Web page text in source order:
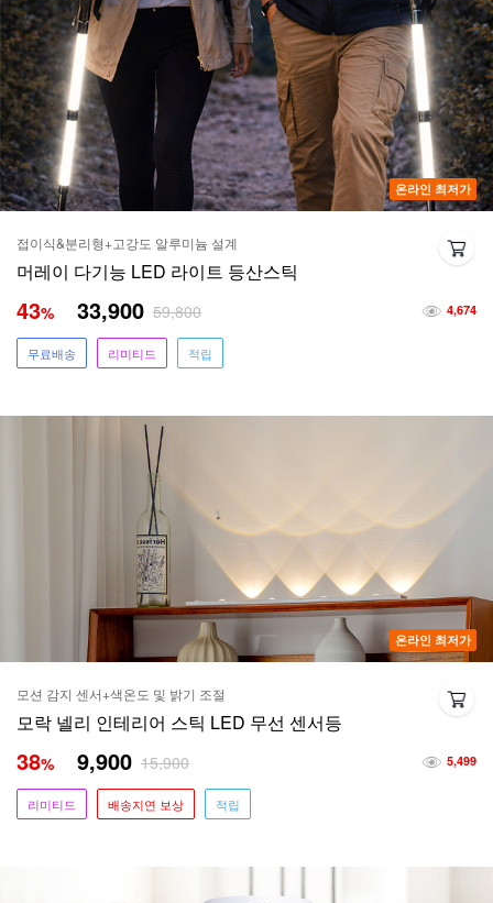
온라인 최저가
접이식&분리형+고강도 알루미늄 설계
머레이 다기능 LED 라이트 등산스틱
4,674
43% 33,900 59,800
무료배송 리미티드 적립
온라인 최저가
모션 감지 센서+색온도 및 밝기 조절
모락 넬리 인테리어 스틱 LED 무선 센서등
5,499
38% 9,900 15,900
리미티드 배송지연 보상 적립